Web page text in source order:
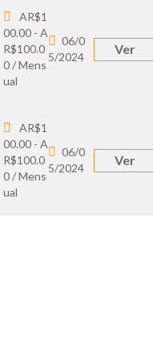
AR$1
00.00 - A
R$100.0
0 / Mens
ual
06/0
5/2024
Ver
AR$1
00.00 - A
R$100.0
0 / Mens
ual
06/0
5/2024
Ver